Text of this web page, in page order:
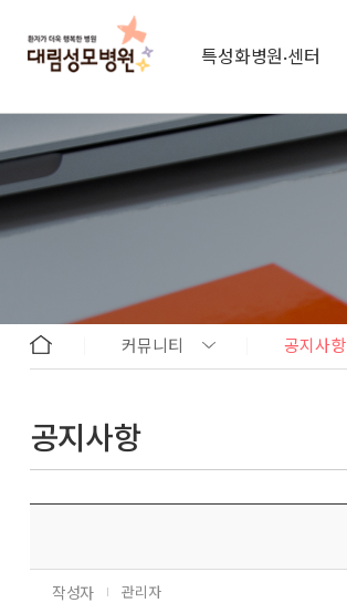
특성화병원·센터
커뮤니티 공지사항
공지사항
작성자 관리자